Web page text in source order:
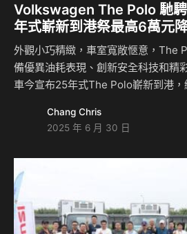
Volkswagen The Polo 馳
年式嶄新到港祭最高6萬元
外觀小巧精緻，車室寬敞愜意，The
備優異油耗表現、創新安全科技和精
車今宣布25年式The Polo嶄新到港
汽缸1.0升 TSI汽油渦輪增壓引擎，輸
扭力20.4kgm，全車系標配Air
組：LED Matrix 矩陣式頭燈及DLA
舒適又先進的駕馭體驗，現祭出低於
Chang Chris
2025 年 6 月 30 日